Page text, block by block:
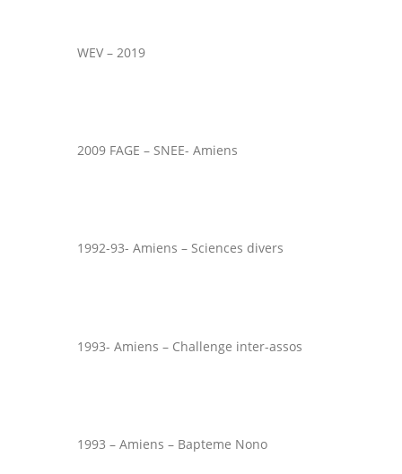
WEV – 2019
2009 FAGE – SNEE- Amiens
1992-93- Amiens – Sciences divers
1993- Amiens – Challenge inter-assos
1993 – Amiens – Bapteme Nono